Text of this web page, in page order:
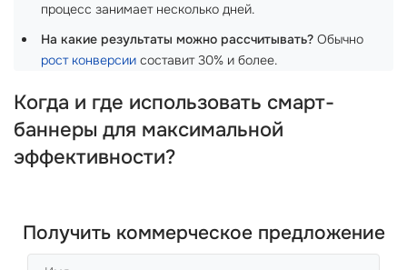
процесс занимает несколько дней.
На какие результаты можно рассчитывать? Обычно
рост конверсии составит 30% и более.
Когда и где использовать смарт-
баннеры для максимальной
эффективности?
Получить коммерческое предложение